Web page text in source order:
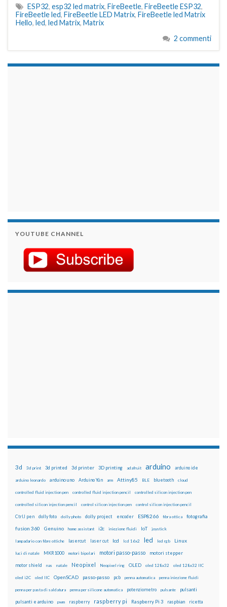
ESP32, esp32 led matrix, FireBeetle, FireBeetle ESP32,
FireBeetle led, FireBeetle LED Matrix, FireBeetle led Matrix
Hello, led, led Matrix, Matrix
2 commenti
YOUTUBE CHANNEL
3d 3d print 3d printed 3d printer 3D printing adafruit arduino arduino ide
arduino leonardo arduino uno Arduino Yún arm Attiny85 BLE bluetooth cloud
controlled fluid injection pen controlled fluid injection pencil controlled silicon injection pen
controlled silicon injection pencil control silicon injection pen control silicon injection pencil
CtrlJ pen dolly foto dolly photo dolly project encoder ESP8266 fibra ottica fotografia
fusion 360 Genuino home assistant i2c iniezione fluidi IoT joystick
lampadario con fibre ottiche lasercut laser cut lcd lcd 16x2 led led rgb Linux
luci di natale MKR1000 motori bipolari motori passo-passo motori stepper
motor shield nas natale Neopixel Neopixel ring OLED oled 128x32 oled 128x32 IIC
oled i2C oled IIC OpenSCAD passo-passo pcb penna automatica penna iniezione fluidi
penna per pasta di saldatura penna per silicone automatica potenziometro pulsante pulsanti
pulsanti e arduino pwm raspberry raspberry pi Raspberry Pi 3 raspbian ricetta